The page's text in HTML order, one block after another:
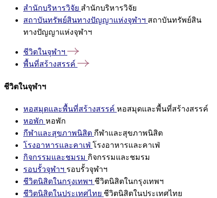
สำนักบริหารวิจัย สำนักบริหารวิจัย
สถาบันทรัพย์สินทางปัญญาแห่งจุฬาฯ สถาบันทรัพย์สิน
ทางปัญญาแห่งจุฬาฯ
ชีวิตในจุฬาฯ
พื้นที่สร้างสรรค์
ชีวิตในจุฬาฯ
หอสมุดและพื้นที่สร้างสรรค์ หอสมุดและพื้นที่สร้างสรรค์
หอพัก หอพัก
กีฬาและสุขภาพนิสิต กีฬาและสุขภาพนิสิต
โรงอาหารและคาเฟ่ โรงอาหารและคาเฟ่
กิจกรรมและชมรม กิจกรรมและชมรม
รอบรั้วจุฬาฯ รอบรั้วจุฬาฯ
ชีวิตนิสิตในกรุงเทพฯ ชีวิตนิสิตในกรุงเทพฯ
ชีวิตนิสิตในประเทศไทย ชีวิตนิสิตในประเทศไทย